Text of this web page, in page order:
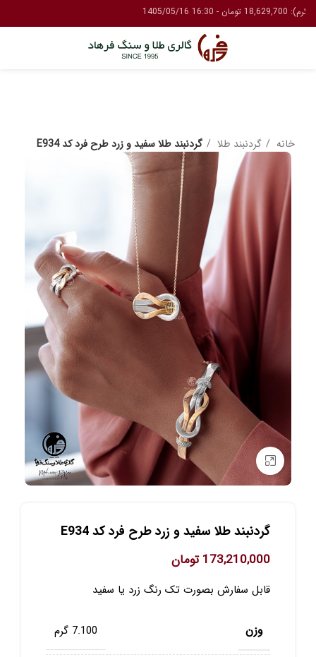
خانه گردنبند طلا گردنبند طلا سفید و زرد طرح فرد کد E934
برای بزرگنمایی کلیک کنید
گردنبند طلا سفید و زرد طرح فرد کد E934
173,210,000 تومان
قابل سفارش بصورت تک رنگ زرد یا سفید
وزن 7.100 گرم